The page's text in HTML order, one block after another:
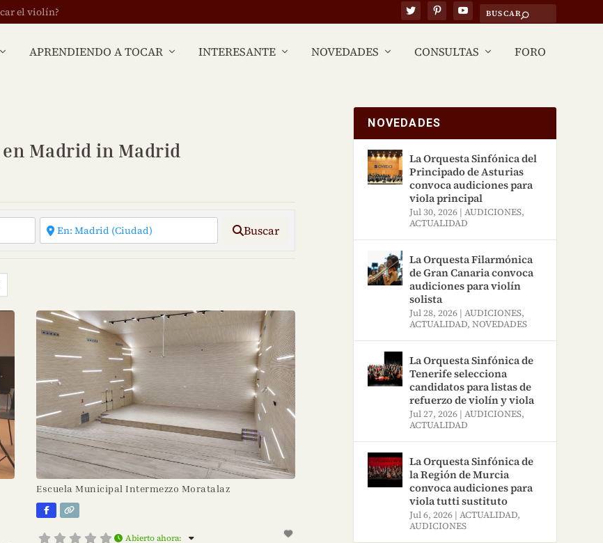
el violín?
APRENDIENDO A TOCAR INTERESANTE NOVEDADES CONSULTAS FORO
Madrid in Madrid
Buscar
Escuela Municipal Intermezzo Moratalaz
Abierto ahora:
NOVEDADES
La Orquesta Sinfónica del
Principado de Asturias
convoca audiciones para
viola principal
Jul 30, 2026 |AUDICIONES,
ACTUALIDAD
La Orquesta Filarmónica
de Gran Canaria convoca
audiciones para violín
solista
Jul 28, 2026 |AUDICIONES,
ACTUALIDAD,NOVEDADES
La Orquesta Sinfónica de
Tenerife selecciona
candidatos para listas de
refuerzo de violín y viola
Jul 27, 2026 |AUDICIONES,
ACTUALIDAD
La Orquesta Sinfónica de
la Región de Murcia
convoca audiciones para
viola tutti sustituto
Jul 6, 2026 |ACTUALIDAD,
AUDICIONES